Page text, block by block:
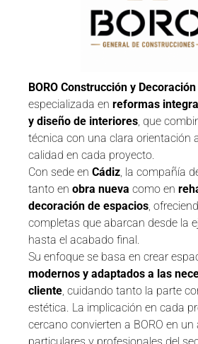
BORO Construcción y Decoración
especializada en reformas
y diseño de interiores , que
técnica con una clara orientación
calidad en cada proyecto.
Con sede en Cádiz , la compañía
tanto en obra nueva como en
decoración de espacios ,
completas que abarcan desde la
hasta el acabado final.
Su enfoque se basa en crear
modernos y adaptados a las
cliente , cuidando tanto la parte
estética. La implicación en cada
cercano convierten a BORO en